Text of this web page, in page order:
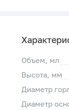
Объем, мл
Высота, мм
Диаметр
Диаметр